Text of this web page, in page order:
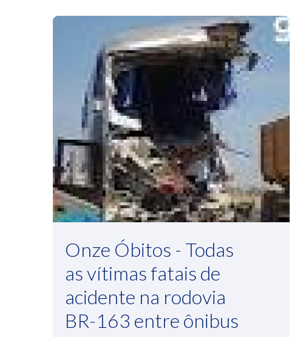
Onze Óbitos - Todas
as vítimas fatais de
acidente na rodovia
BR-163 entre ônibus